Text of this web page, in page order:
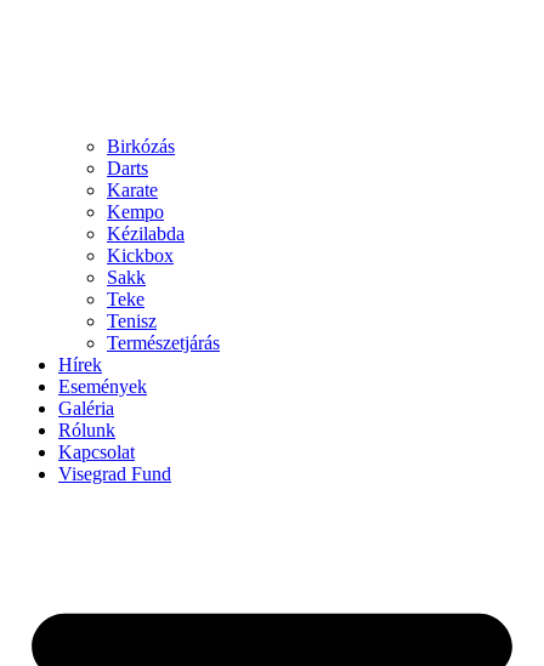
Birkózás
Darts
Karate
Kempo
Kézilabda
Kickbox
Sakk
Teke
Tenisz
Természetjárás
Hírek
Események
Galéria
Rólunk
Kapcsolat
Visegrad Fund